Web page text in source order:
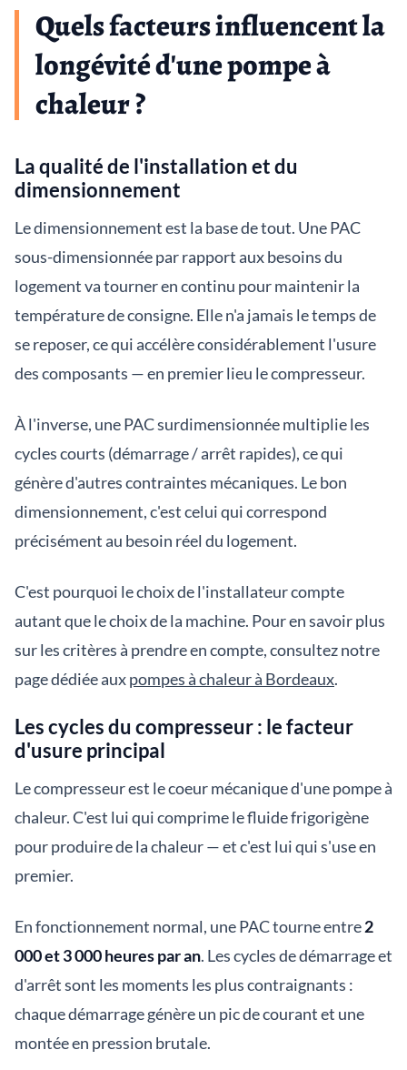
Quels facteurs influencent la
longévité d'une pompe à
chaleur ?
La qualité de l'installation et du
dimensionnement
Le dimensionnement est la base de tout. Une PAC
sous-dimensionnée par rapport aux besoins du
logement va tourner en continu pour maintenir la
température de consigne. Elle n'a jamais le temps de
se reposer, ce qui accélère considérablement l'usure
des composants — en premier lieu le compresseur.
À l'inverse, une PAC surdimensionnée multiplie les
cycles courts (démarrage / arrêt rapides), ce qui
génère d'autres contraintes mécaniques. Le bon
dimensionnement, c'est celui qui correspond
précisément au besoin réel du logement.
C'est pourquoi le choix de l'installateur compte
autant que le choix de la machine. Pour en savoir plus
sur les critères à prendre en compte, consultez notre
page dédiée auxpompes à chaleur à Bordeaux.
Les cycles du compresseur : le facteur
d'usure principal
Le compresseur est le coeur mécanique d'une pompe à
chaleur. C'est lui qui comprime le fluide frigorigène
pour produire de la chaleur — et c'est lui qui s'use en
premier.
En fonctionnement normal, une PAC tourne entre2
000 et 3 000 heures par an. Les cycles de démarrage et
d'arrêt sont les moments les plus contraignants :
chaque démarrage génère un pic de courant et une
montée en pression brutale.